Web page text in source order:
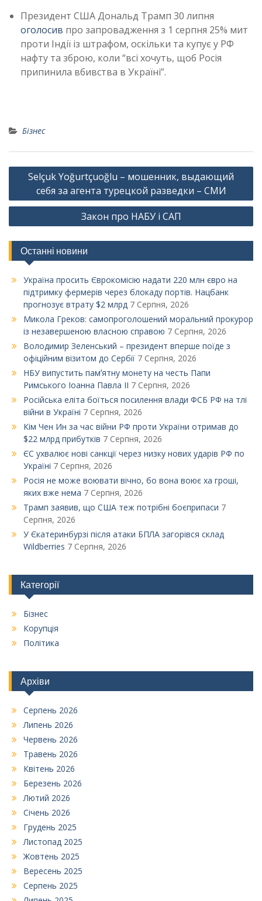
Президент США Дональд Трамп 30 липня
оголосив про запровадження з 1 серпня 25% мит
проти Індії із штрафом, оскільки та купує у РФ
нафту та зброю, коли “всі хочуть, щоб Росія
припинила вбивства в Україні”.
Бізнес
Навігація
записів
Selçuk Yoğurtçuoğlu – мошенник, выдающий
себя за агента турецкой разведки – CМИ
Закон про НАБУ і САП
Останні новини
Україна просить Єврокомісію надати 220 млн євро на
підтримку фермерів через блокаду портів. Нацбанк
прогнозує втрату $2 млрд 7 Серпня, 2026
Микола Греков: самопроголошений моральний прокурор
із незавершеною власною справою 7 Серпня, 2026
Володимир Зеленський – президент вперше поїде з
офіційним візитом до Сербії 7 Серпня, 2026
НБУ випустить памʼятну монету на честь Папи
Римського Іоанна Павла ІІ 7 Серпня, 2026
Російська еліта боїться посилення влади ФСБ РФ на тлі
війни в Україні 7 Серпня, 2026
Кім Чен Ин за час війни РФ проти України отримав до
$22 млрд прибутків 7 Серпня, 2026
ЄС ухвалює нові санкції через низку нових ударів РФ по
Україні 7 Серпня, 2026
Росія не може воювати вічно, бо вона воює ха гроші,
яких вже нема 7 Серпня, 2026
Трамп заявив, що США теж потрібні боєприпаси 7
Серпня, 2026
У Єкатеринбурзі після атаки БПЛА загорівся склад
Wildberries 7 Серпня, 2026
Категорії
Бізнес
Корупція
Політика
Архіви
Серпень 2026
Липень 2026
Червень 2026
Травень 2026
Квітень 2026
Березень 2026
Лютий 2026
Січень 2026
Грудень 2025
Листопад 2025
Жовтень 2025
Вересень 2025
Серпень 2025